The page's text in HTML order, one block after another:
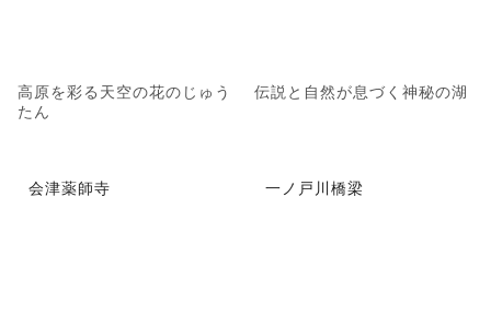
高原を彩る天空の花のじゅう
たん
伝説と自然が息づく神秘の湖
会津薬師寺 一ノ戸川橋梁